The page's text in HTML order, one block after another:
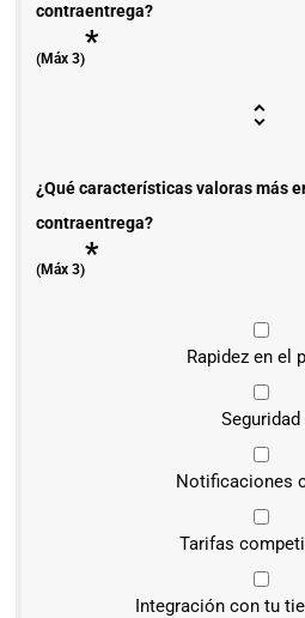
contraentrega?
(Máx 3)*
¿Qué características valoras más
contraentrega?
(Máx 3)*
Rapidez en el
Seguridad
Notificaciones
Tarifas
Integración con tu